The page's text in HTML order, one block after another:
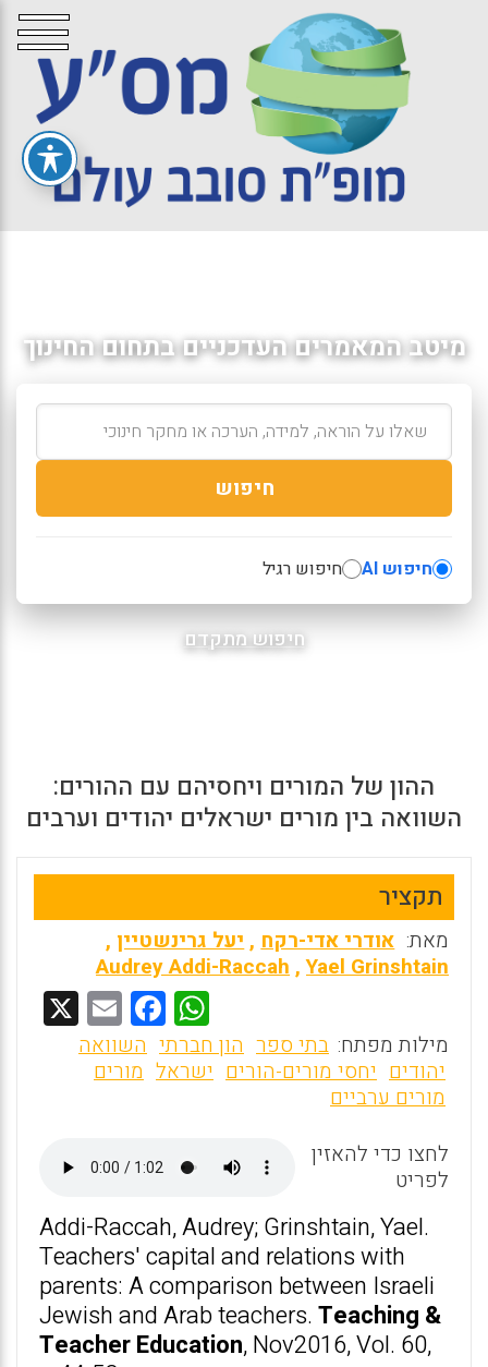
מיטב המאמרים העדכניים בתחום החינוך
חיפוש
חיפוש AI חיפוש רגיל
חיפוש מתקדם
ההון של המורים ויחסיהם עם ההורים:
השוואה בין מורים ישראלים יהודים וערבים
תקציר
מאת: אודרי אדי-רקח,יעל גרינשטיין ,
Audrey Addi-Raccah,Yael Grinshtain
W
h
at
A
p
p
F
a
ce
o
o
k
E
m מילות מפתח: בתי ספר הון חברתי השוואה
יהודים יחסי מורים-הורים ישראל מורים
מורים ערביים
לחצו כדי להאזין
לפריט
Addi-Raccah, Audrey; Grinshtain, Yael.
Teachers' capital and relations with
parents: A comparison between Israeli
Jewish and Arab teachers. Teaching &
Teacher Education, Nov2016, Vol. 60,